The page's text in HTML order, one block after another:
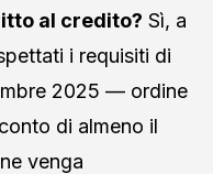
al credito? Sì, a
i requisiti di
2025 — ordine
di almeno il
venga